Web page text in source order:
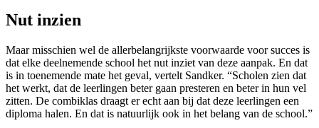
Nut inzien
Maar misschien wel de allerbelangrijkste voorwaarde voor succes is
dat elke deelnemende school het nut inziet van deze aanpak. En dat
is in toenemende mate het geval, vertelt Sandker. “Scholen zien dat
het werkt, dat de leerlingen beter gaan presteren en beter in hun vel
zitten. De combiklas draagt er echt aan bij dat deze leerlingen een
diploma halen. En dat is natuurlijk ook in het belang van de school.”